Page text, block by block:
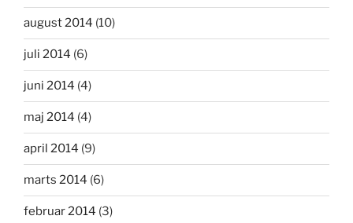
august 2014 (10)
juli 2014 (6)
juni 2014 (4)
maj 2014 (4)
april 2014 (9)
marts 2014 (6)
februar 2014 (3)